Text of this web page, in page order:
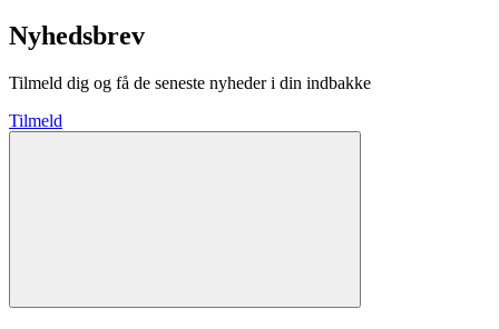
Nyhedsbrev
Tilmeld dig og få de seneste nyheder i din indbakke
Tilmeld